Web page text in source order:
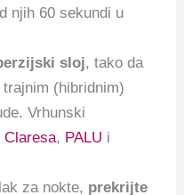
njih 60 sekundi u
sloj, tako da
(hibridnim)
Vrhunski
Claresa, PALU i
za nokte, prekrijte